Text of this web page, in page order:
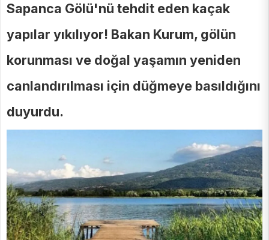
Sapanca Gölü'nü tehdit eden kaçak
yapılar yıkılıyor! Bakan Kurum, gölün
korunması ve doğal yaşamın yeniden
canlandırılması için düğmeye basıldığını
duyurdu.